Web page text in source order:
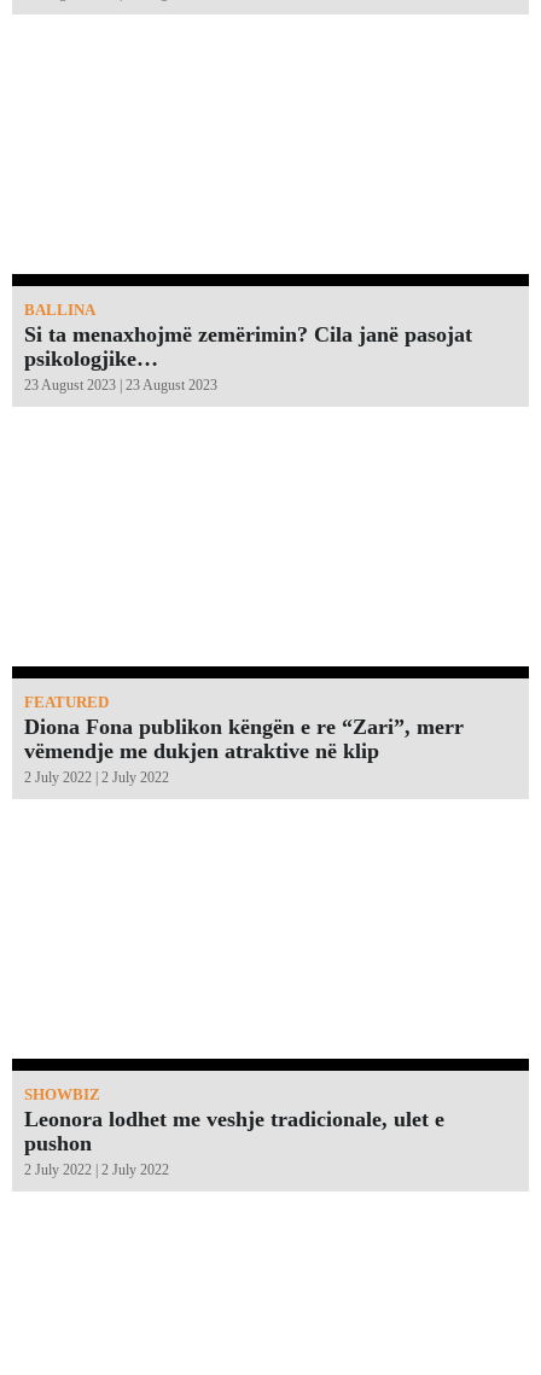
BALLINA
Si ta menaxhojmë zemërimin? Cila janë pasojat
psikologjike…
23 August 2023 | 23 August 2023
FEATURED
Diona Fona publikon këngën e re “Zari”, merr
vëmendje me dukjen atraktive në klip
2 July 2022 | 2 July 2022
SHOWBIZ
Leonora lodhet me veshje tradicionale, ulet e
pushon
2 July 2022 | 2 July 2022